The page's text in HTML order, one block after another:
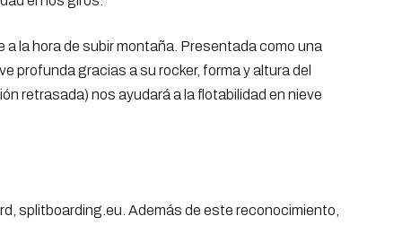
la hora de subir montaña. Presentada como una
profunda gracias a su rocker, forma y altura del
retrasada) nos ayudará a la flotabilidad en nieve
splitboarding.eu. Además de este reconocimiento,